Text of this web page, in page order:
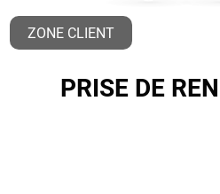
ZONE CLIENT
PRISE DE